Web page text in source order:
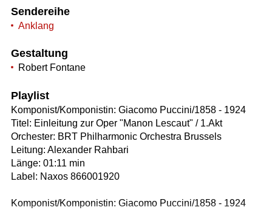
Sendereihe
Anklang
Gestaltung
Robert Fontane
Playlist
Komponist/Komponistin: Giacomo Puccini/1858 - 1924
Titel: Einleitung zur Oper "Manon Lescaut" / 1.Akt
Orchester: BRT Philharmonic Orchestra Brussels
Leitung: Alexander Rahbari
Länge: 01:11 min
Label: Naxos 866001920
Komponist/Komponistin: Giacomo Puccini/1858 - 1924